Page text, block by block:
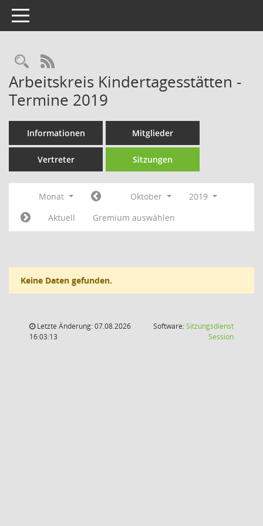
Toggle navigation
Rechercheauswahl
RSS-Feed
Arbeitskreis Kindertagesstätten -
Termine 2019
Informationen Mitglieder
Vertreter Sitzungen
Monat Oktober
2019
Aktuell
Gremium auswählen
Keine Daten gefunden.
Letzte Änderung: 07.08.2026
16:03:13
Software:Sitzungsdienst
Session(Wird in